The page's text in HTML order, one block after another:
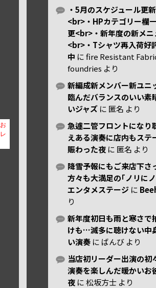
・5月のスケジュール更
<br>・HPカテゴリー欄
更<br>・新年度の新メニ
<br>・Tシャツ再入荷好
中 にfire Resistant
foundries より
新編成新メンバー新ユニ
臨んだバランスのいい素
いジャズ に 匿名 より
急遽二管フロントになり
えある演奏に店内もステ
賑わった夜 に 匿名 より
降雪予報にもご来店下さ
方々も大満足の｢ノリに
エンタメステージ に
り
新年度初日も雨と寒さで
けも…滅多に聴けない中
い演奏 に ばんび より
当店初リーダー出演の初
演奏を楽しんだ暖かいお
夜 に松坂方士 より